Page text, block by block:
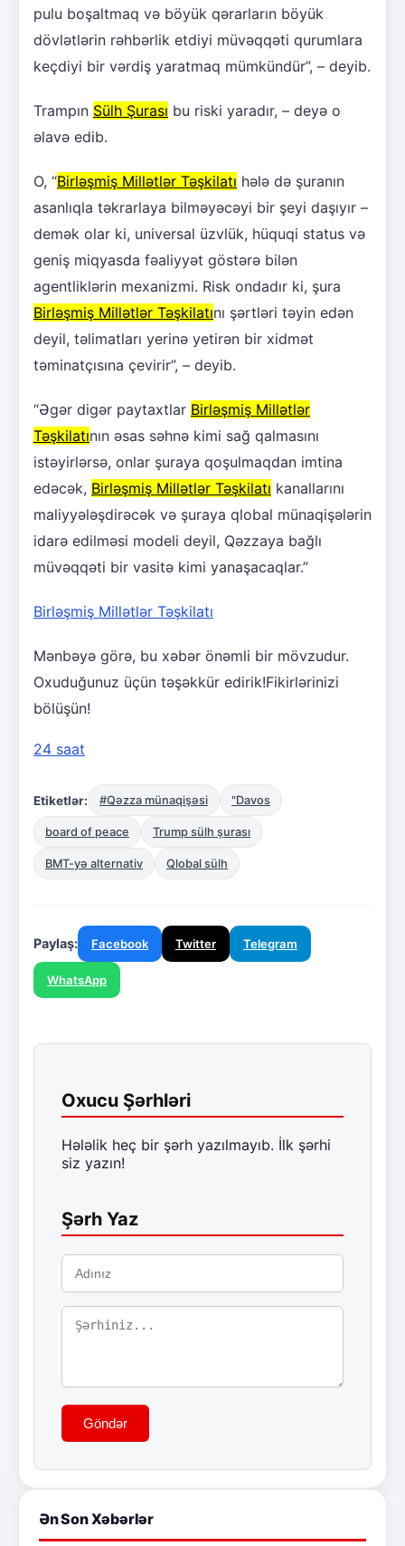
pulu boşaltmaq və böyük qərarların böyük
dövlətlərin rəhbərlik etdiyi müvəqqəti qurumlara
keçdiyi bir vərdiş yaratmaq mümkündür”, – deyib.
Trampın Sülh Şurası bu riski yaradır, – deyə o
əlavə edib.
O, “Birləşmiş Millətlər Təşkilatı hələ də şuranın
asanlıqla təkrarlaya bilməyəcəyi bir şeyi daşıyır –
demək olar ki, universal üzvlük, hüquqi status və
geniş miqyasda fəaliyyət göstərə bilən
agentliklərin mexanizmi. Risk ondadır ki, şura
Birləşmiş Millətlər Təşkilatını şərtləri təyin edən
deyil, təlimatları yerinə yetirən bir xidmət
təminatçısına çevirir”, – deyib.
“Əgər digər paytaxtlar Birləşmiş Millətlər
Təşkilatının əsas səhnə kimi sağ qalmasını
istəyirlərsə, onlar şuraya qoşulmaqdan imtina
edəcək, Birləşmiş Millətlər Təşkilatı kanallarını
maliyyələşdirəcək və şuraya qlobal münaqişələrin
idarə edilməsi modeli deyil, Qəzzaya bağlı
müvəqqəti bir vasitə kimi yanaşacaqlar.”
Birləşmiş Millətlər Təşkilatı
Mənbəyə görə, bu xəbər önəmli bir mövzudur.
Oxuduğunuz üçün təşəkkür edirik!Fikirlərinizi
bölüşün!
24 saat
Etiketlər: #Qəzza münaqişəsi "Davos
board of peace Trump sülh şurası
BMT-yə alternativ Qlobal sülh
Paylaş: Facebook Twitter Telegram
WhatsApp
Oxucu Şərhləri
Hələlik heç bir şərh yazılmayıb. İlk şərhi
siz yazın!
Şərh Yaz
Göndər
Ən Son Xəbərlər